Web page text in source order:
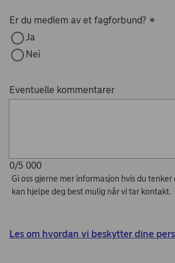
Er du medlem av et fagforbund? *
Ja
Nei
Eventuelle kommentarer
0/5 000
Gi oss gjerne mer informasjon hvis du
kan hjelpe deg best mulig når vi tar kontakt.
Les om hvordan vi beskytter dine